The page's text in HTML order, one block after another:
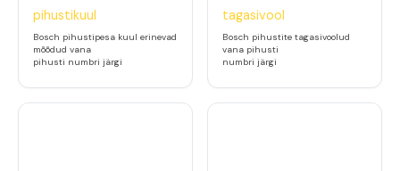
pihustikuul
Bosch pihustipesa kuul erinevad
mõõdud vana
pihusti numbri järgi
tagasivool
Bosch pihustite tagasivoolud
vana pihusti
numbri järgi